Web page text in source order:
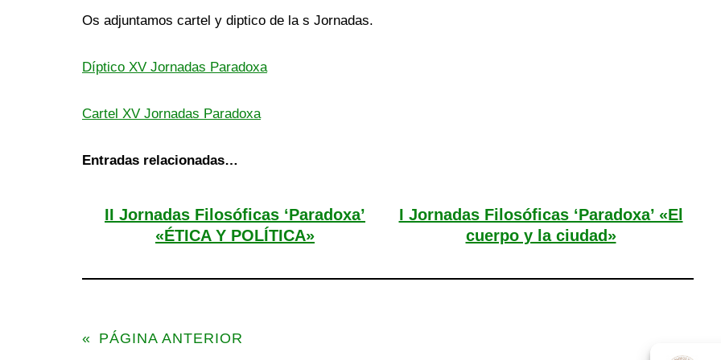
Os adjuntamos cartel y diptico de la s Jornadas.
Díptico XV Jornadas Paradoxa
Cartel XV Jornadas Paradoxa
Entradas relacionadas…
II Jornadas Filosóficas ‘Paradoxa’
«ÉTICA Y POLÍTICA»
I Jornadas Filosóficas ‘Paradoxa’ «El
cuerpo y la ciudad»
« PÁGINA ANTERIOR